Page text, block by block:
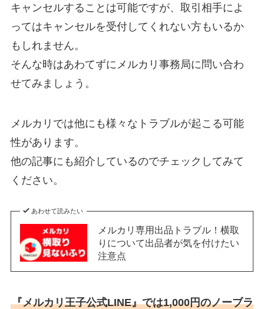
キャンセルすることは可能ですが、取引相手によ
ってはキャンセルを受付してくれない方もいるか
もしれません。
そんな時はあわてずにメルカリ事務局に問い合わ
せてみましょう。
メルカリでは他にも様々なトラブルが起こる可能
性があります。
他の記事にも紹介しているのでチェックしてみて
ください。
あわせて読みたい
メルカリ専用出品トラブル！横取
りについて出品者が気を付けたい
注意点
『メルカリ王子公式LINE』では1,000円のノーブラ